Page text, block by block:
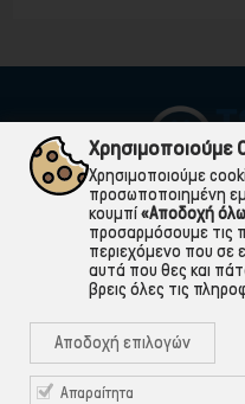
ΠΛΗΡΟΦΟΡΙΕΣ
ΧΡΉΣΙΜΑ
ΕΞΥΠΗΡΈΤΗΣΗ ΠΕΛΑΤΏΝ
Χρησιμοποιούμε
Χρησιμοποιούμε
προσωποποιημένη
κουμπί«Αποδοχή
προσαρμόσουμε τις
περιεχόμενο που σε
αυτά που θες και
βρεις όλες τις
Αποδοχή επιλογών
Απαραίτητα